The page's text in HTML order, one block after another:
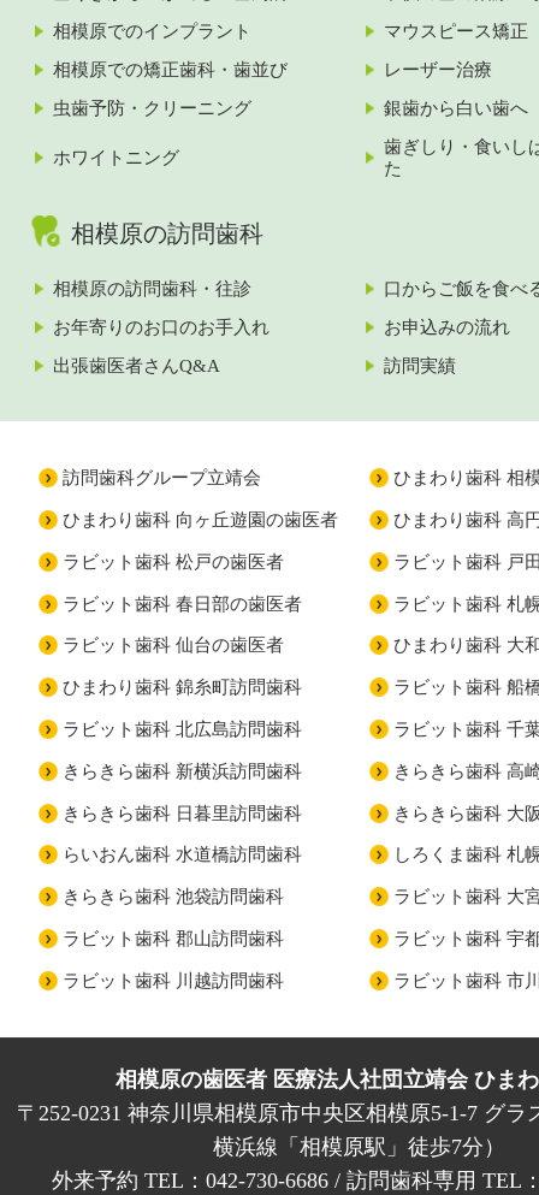
相模原でのインプラント
マウスピース矯正
相模原での矯正歯科・歯並び
レーザー治療
虫歯予防・クリーニング
銀歯から白い歯へ
ホワイトニング
歯ぎしり・食いし
た
相模原の訪問歯科
相模原の訪問歯科・往診
口からご飯を食べ
お年寄りのお口のお手入れ
お申込みの流れ
出張歯医者さんQ&A
訪問実績
訪問歯科グループ立靖会 ひまわり歯科 相
ひまわり歯科 向ヶ丘遊園の歯医者 ひまわり歯科 高
ラビット歯科 松戸の歯医者 ラビット歯科 戸
ラビット歯科 春日部の歯医者 ラビット歯科 札
ラビット歯科 仙台の歯医者 ひまわり歯科 大
ひまわり歯科 錦糸町訪問歯科 ラビット歯科 船
ラビット歯科 北広島訪問歯科 ラビット歯科 千
きらきら歯科 新横浜訪問歯科 きらきら歯科 高
きらきら歯科 日暮里訪問歯科 きらきら歯科 大
らいおん歯科 水道橋訪問歯科 しろくま歯科 札
きらきら歯科 池袋訪問歯科 ラビット歯科 大
ラビット歯科 郡山訪問歯科 ラビット歯科 宇
ラビット歯科 川越訪問歯科 ラビット歯科 市
相模原の歯医者 医療法人社団立靖会 ひま
〒252-0231 神奈川県相模原市中央区相模原5-1-7 グラ
横浜線「相模原駅」徒歩7分）
外来予約 TEL：042-730-6686 / 訪問歯科専用 TEL